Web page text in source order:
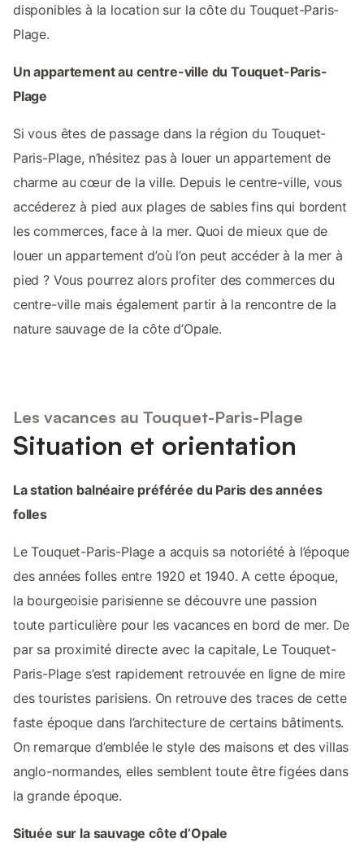
disponibles à la location sur la côte du Touquet-Paris-
Plage.
Un appartement au centre-ville du Touquet-Paris-
Plage
Si vous êtes de passage dans la région du Touquet-
Paris-Plage, n’hésitez pas à louer un appartement de
charme au cœur de la ville. Depuis le centre-ville, vous
accéderez à pied aux plages de sables fins qui bordent
les commerces, face à la mer. Quoi de mieux que de
louer un appartement d’où l’on peut accéder à la mer à
pied ? Vous pourrez alors profiter des commerces du
centre-ville mais également partir à la rencontre de la
nature sauvage de la côte d’Opale.
Les vacances au Touquet-Paris-Plage
Situation et orientation
La station balnéaire préférée du Paris des années
folles
Le Touquet-Paris-Plage a acquis sa notoriété à l’époque
des années folles entre 1920 et 1940. A cette époque,
la bourgeoisie parisienne se découvre une passion
toute particulière pour les vacances en bord de mer. De
par sa proximité directe avec la capitale, Le Touquet-
Paris-Plage s’est rapidement retrouvée en ligne de mire
des touristes parisiens. On retrouve des traces de cette
faste époque dans l’architecture de certains bâtiments.
On remarque d’emblée le style des maisons et des villas
anglo-normandes, elles semblent toute être figées dans
la grande époque.
Située sur la sauvage côte d’Opale